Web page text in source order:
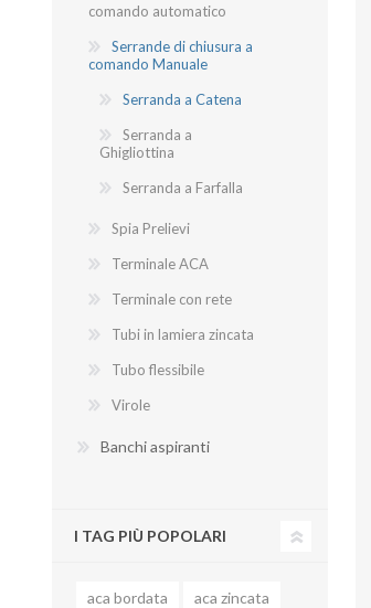
comando automatico
Serrande di chiusura a
comando Manuale
Serranda a Catena
Serranda a
Ghigliottina
Serranda a Farfalla
Spia Prelievi
Terminale ACA
Terminale con rete
Tubi in lamiera zincata
Tubo flessibile
Virole
Banchi aspiranti
I TAG PIÙ POPOLARI
aca bordata
aca zincata